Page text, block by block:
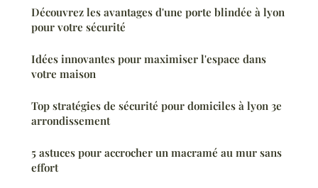
Découvrez les avantages d'une porte blindée à lyon
pour votre sécurité
Idées innovantes pour maximiser l'espace dans
votre maison
Top stratégies de sécurité pour domiciles à lyon 3e
arrondissement
5 astuces pour accrocher un macramé au mur sans
effort